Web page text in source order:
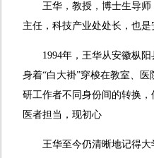
王华，教授，博士生导师
主任，科技产业处处长，也
1994年，王华从安徽枞阳
身着“白大褂”穿梭在教室、
研工作者不同身份间的转换，
医者担当，现初心
王华至今仍清晰地记得大